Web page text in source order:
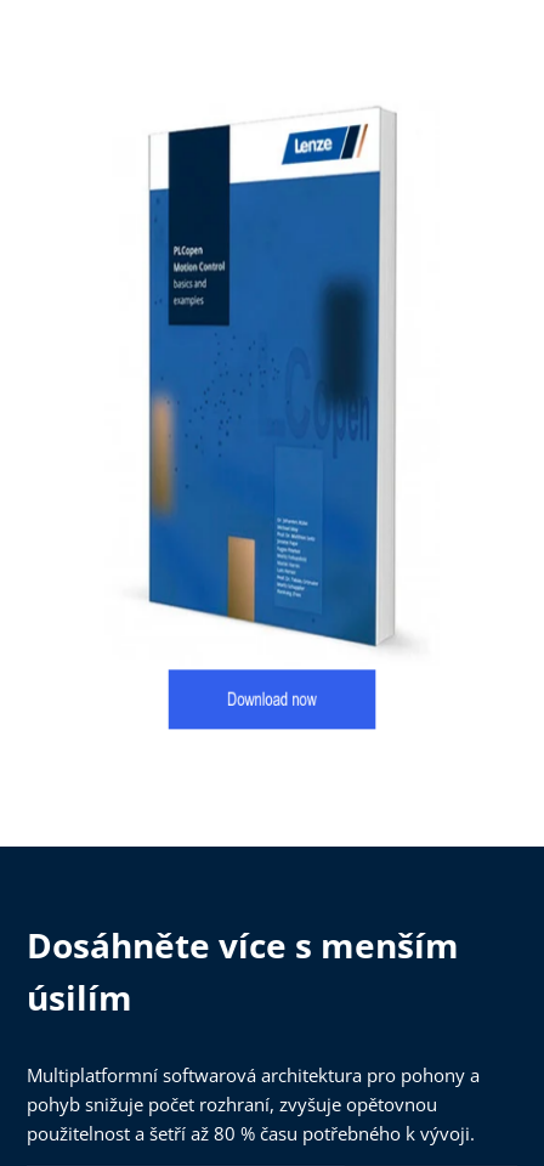
Dosáhněte více s menším
úsilím
Multiplatformní softwarová architektura pro pohony a
pohyb snižuje počet rozhraní, zvyšuje opětovnou
použitelnost a šetří až 80 % času potřebného k vývoji.